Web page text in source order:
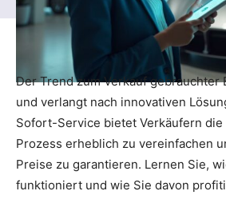
Der Trend zum Verkauf gebrauchter
und verlangt nach innovativen
Sofort-Service bietet Verkäufern
Prozess erheblich zu vereinfachen
Preise zu garantieren. Lernen Sie,
funktioniert und wie Sie davon